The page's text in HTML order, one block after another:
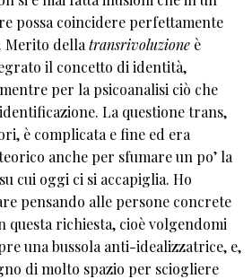
possa coincidere perfettamente
Merito della transrivoluzione è
il concetto di identità,
per la psicoanalisi ciò che
La questione trans,
è complicata e fine ed era
anche per sfumare un po’ la
cui oggi ci si accapiglia. Ho
pensando alle persone concrete
questa richiesta, cioè volgendomi
una bussola anti-idealizzatrice, e,
di molto spazio per sciogliere